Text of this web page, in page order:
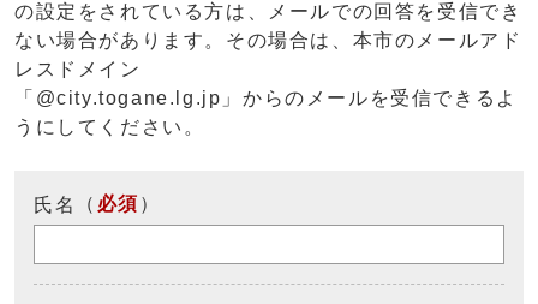
の設定をされている方は、メールでの回答を受信でき
ない場合があります。その場合は、本市のメールアド
レスドメイン
「@city.togane.lg.jp」からのメールを受信できるよ
うにしてください。
氏名 （ 必須 ）